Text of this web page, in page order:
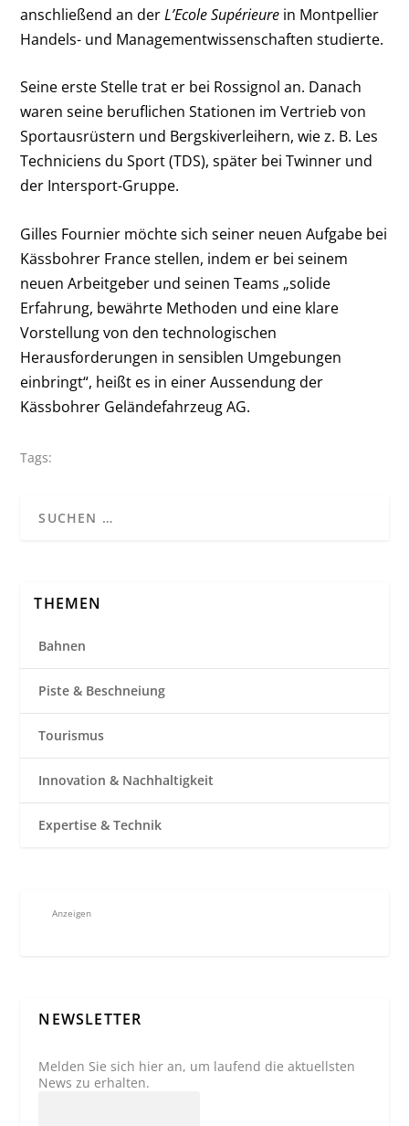
anschließend an derL’Ecole Supérieure in Montpellier
Handels- und Managementwissenschaften studierte.
Seine erste Stelle trat er bei Rossignol an. Danach
waren seine beruflichen Stationen im Vertrieb von
Sportausrüstern und Bergskiverleihern, wie z. B. Les
Techniciens du Sport (TDS), später bei Twinner und
der Intersport-Gruppe.
Gilles Fournier möchte sich seiner neuen Aufgabe bei
Kässbohrer France stellen, indem er bei seinem
neuen Arbeitgeber und seinen Teams „solide
Erfahrung, bewährte Methoden und eine klare
Vorstellung von den technologischen
Herausforderungen in sensiblen Umgebungen
einbringt“, heißt es in einer Aussendung der
Kässbohrer Geländefahrzeug AG.
Tags:
THEMEN
Bahnen
Piste & Beschneiung
Tourismus
Innovation & Nachhaltigkeit
Expertise & Technik
Anzeigen
NEWSLETTER
Melden Sie sich hier an, um laufend die aktuellsten
News zu erhalten.